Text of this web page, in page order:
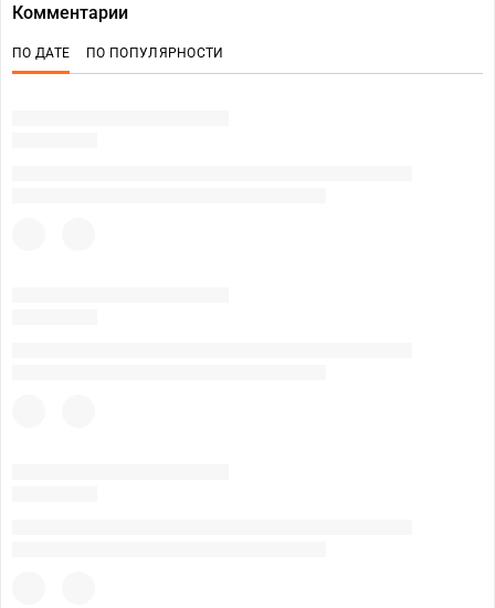
Комментарии
ПО ДАТЕ ПО ПОПУЛЯРНОСТИ